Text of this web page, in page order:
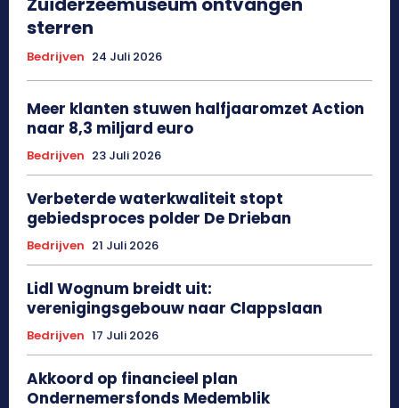
sterren
Bedrijven 24 Juli 2026
Meer klanten stuwen halfjaaromzet Action
naar 8,3 miljard euro
Bedrijven 23 Juli 2026
Verbeterde waterkwaliteit stopt
gebiedsproces polder De Drieban
Bedrijven 21 Juli 2026
Lidl Wognum breidt uit:
verenigingsgebouw naar Clappslaan
Bedrijven 17 Juli 2026
Akkoord op financieel plan
Ondernemersfonds Medemblik